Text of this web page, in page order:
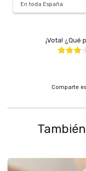
En toda España
¡Vota! ¿Qué
Comparte